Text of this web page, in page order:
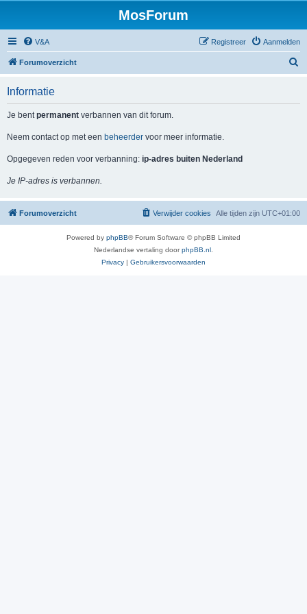
MosForum
V&A Aanmelden
Registreer
Forumoverzicht
Informatie
Je bentpermanent verbannen van dit forum.
Neem contact op met een beheerder voor meer informatie.
Opgegeven reden voor verbanning: ip-adres buiten Nederland
Je IP-adres is verbannen.
Forumoverzicht Alle tijden zijn UTC+01:00
Verwijder cookies
Powered by phpBB® Forum Software © phpBB Limited
Nederlandse vertaling doorphpBB.nl
Privacy | Gebruikersvoorwaarden